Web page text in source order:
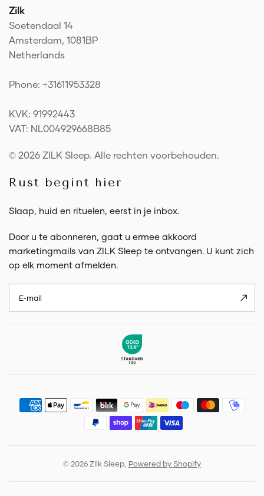
Zilk
Soetendaal 14
Amsterdam, 1081BP
Netherlands
Phone: +31611953328
KVK: 91992443
VAT: NL004929668B85
© 2026 ZILK Sleep. Alle rechten voorbehouden.
Rust begint hier
Slaap, huid en rituelen, eerst in je inbox.
Door u te abonneren, gaat u ermee akkoord
marketingmails van ZILK Sleep te ontvangen. U kunt zich
op elk moment afmelden.
E‑mail
© 2026 Zilk Sleep, Powered by Shopify